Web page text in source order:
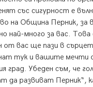
със сигурност е
на Община Перник, за
най-много за вас.
от вас ще пази в
тук и вашите мечти
град. Убеден съм, че
да развиват Перник“,